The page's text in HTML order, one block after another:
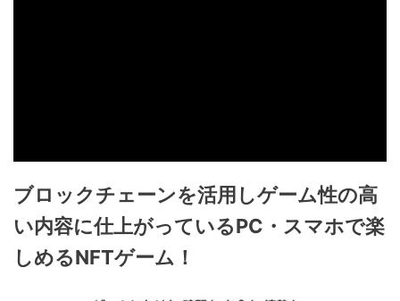
ブロックチェーンを活用しゲーム性の高
い内容に仕上がっているPC・スマホで楽
しめるNFTゲーム！